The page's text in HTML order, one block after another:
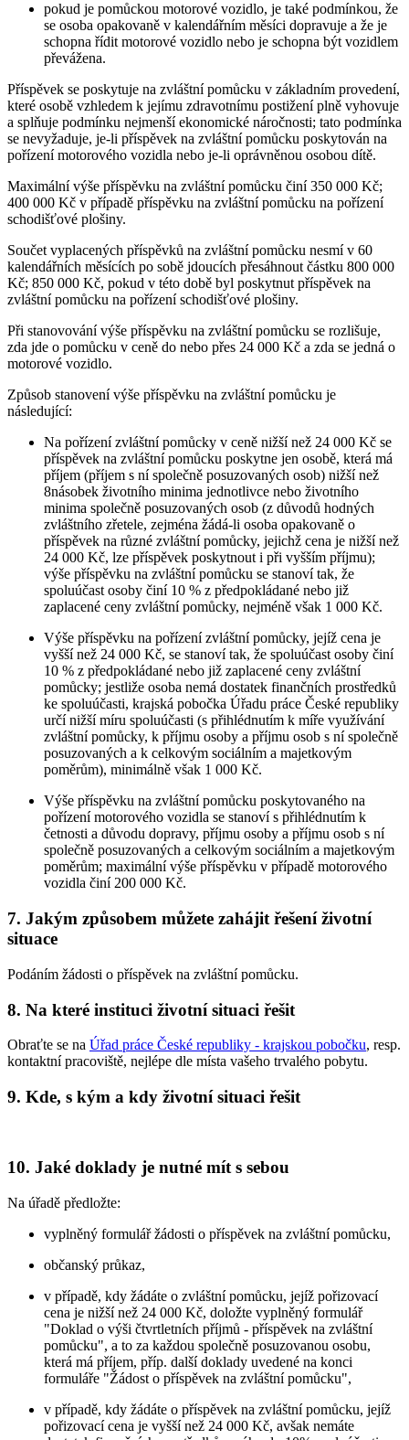
pokud je pomůckou motorové vozidlo, je také podmínkou, že
se osoba opakovaně v kalendářním měsíci dopravuje a že je
schopna řídit motorové vozidlo nebo je schopna být vozidlem
převážena.
Příspěvek se poskytuje na zvláštní pomůcku v základním provedení,
které osobě vzhledem k jejímu zdravotnímu postižení plně vyhovuje
a splňuje podmínku nejmenší ekonomické náročnosti; tato podmínka
se nevyžaduje, je-li příspěvek na zvláštní pomůcku poskytován na
pořízení motorového vozidla nebo je-li oprávněnou osobou dítě.
Maximální výše příspěvku na zvláštní pomůcku činí 350 000 Kč;
400 000 Kč v případě příspěvku na zvláštní pomůcku na pořízení
schodišťové plošiny.
Součet vyplacených příspěvků na zvláštní pomůcku nesmí v 60
kalendářních měsících po sobě jdoucích přesáhnout částku 800 000
Kč; 850 000 Kč, pokud v této době byl poskytnut příspěvek na
zvláštní pomůcku na pořízení schodišťové plošiny.
Při stanovování výše příspěvku na zvláštní pomůcku se rozlišuje,
zda jde o pomůcku v ceně do nebo přes 24 000 Kč a zda se jedná o
motorové vozidlo.
Způsob stanovení výše příspěvku na zvláštní pomůcku je
následující:
Na pořízení zvláštní pomůcky v ceně nižší než 24 000 Kč se
příspěvek na zvláštní pomůcku poskytne jen osobě, která má
příjem (příjem s ní společně posuzovaných osob) nižší než
8násobek životního minima jednotlivce nebo životního
minima společně posuzovaných osob (z důvodů hodných
zvláštního zřetele, zejména žádá-li osoba opakovaně o
příspěvek na různé zvláštní pomůcky, jejichž cena je nižší než
24 000 Kč, lze příspěvek poskytnout i při vyšším příjmu);
výše příspěvku na zvláštní pomůcku se stanoví tak, že
spoluúčast osoby činí 10 % z předpokládané nebo již
zaplacené ceny zvláštní pomůcky, nejméně však 1 000 Kč.
Výše příspěvku na pořízení zvláštní pomůcky, jejíž cena je
vyšší než 24 000 Kč, se stanoví tak, že spoluúčast osoby činí
10 % z předpokládané nebo již zaplacené ceny zvláštní
pomůcky; jestliže osoba nemá dostatek finančních prostředků
ke spoluúčasti, krajská pobočka Úřadu práce České republiky
určí nižší míru spoluúčasti (s přihlédnutím k míře využívání
zvláštní pomůcky, k příjmu osoby a příjmu osob s ní společně
posuzovaných a k celkovým sociálním a majetkovým
poměrům), minimálně však 1 000 Kč.
Výše příspěvku na zvláštní pomůcku poskytovaného na
pořízení motorového vozidla se stanoví s přihlédnutím k
četnosti a důvodu dopravy, příjmu osoby a příjmu osob s ní
společně posuzovaných a celkovým sociálním a majetkovým
poměrům; maximální výše příspěvku v případě motorového
vozidla činí 200 000 Kč.
7. Jakým způsobem můžete zahájit řešení životní
situace
Podáním žádosti o příspěvek na zvláštní pomůcku.
8. Na které instituci životní situaci řešit
Obraťte se na Úřad práce České republiky - krajskou pobočku, resp.
kontaktní pracoviště, nejlépe dle místa vašeho trvalého pobytu.
9. Kde, s kým a kdy životní situaci řešit
10. Jaké doklady je nutné mít s sebou
Na úřadě předložte:
vyplněný formulář žádosti o příspěvek na zvláštní pomůcku,
občanský průkaz,
v případě, kdy žádáte o zvláštní pomůcku, jejíž pořizovací
cena je nižší než 24 000 Kč, doložte vyplněný formulář
"Doklad o výši čtvrtletních příjmů - příspěvek na zvláštní
pomůcku", a to za každou společně posuzovanou osobu,
která má příjem, příp. další doklady uvedené na konci
formuláře "Žádost o příspěvek na zvláštní pomůcku",
v případě, kdy žádáte o příspěvek na zvláštní pomůcku, jejíž
pořizovací cena je vyšší než 24 000 Kč, avšak nemáte